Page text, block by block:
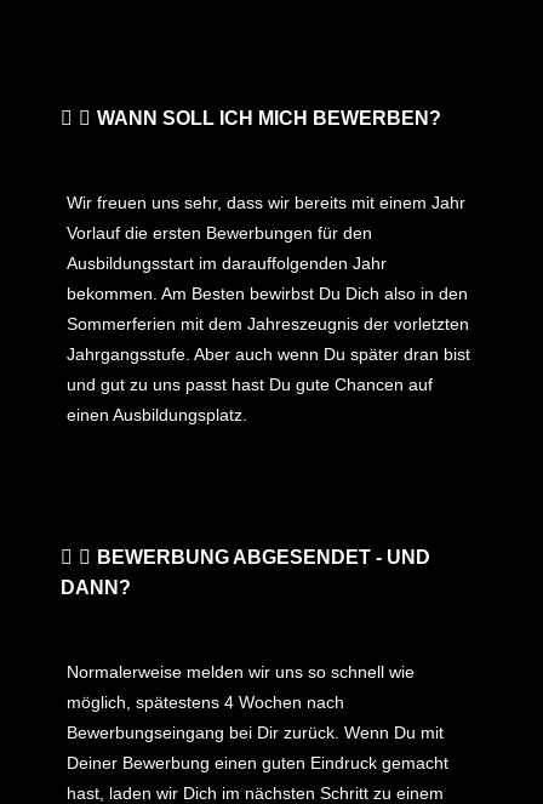
WANN SOLL ICH MICH BEWERBEN?
Wir freuen uns sehr, dass wir bereits mit einem Jahr
Vorlauf die ersten Bewerbungen für den
Ausbildungsstart im darauffolgenden Jahr
bekommen. Am Besten bewirbst Du Dich also in den
Sommerferien mit dem Jahreszeugnis der vorletzten
Jahrgangsstufe. Aber auch wenn Du später dran bist
und gut zu uns passt hast Du gute Chancen auf
einen Ausbildungsplatz.
BEWERBUNG ABGESENDET - UND
DANN?
Normalerweise melden wir uns so schnell wie
möglich, spätestens 4 Wochen nach
Bewerbungseingang bei Dir zurück. Wenn Du mit
Deiner Bewerbung einen guten Eindruck gemacht
hast, laden wir Dich im nächsten Schritt zu einem